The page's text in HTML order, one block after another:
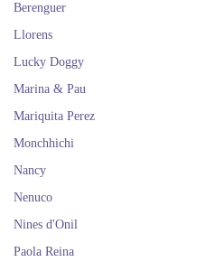
Berenguer
Llorens
Lucky Doggy
Marina & Pau
Mariquita Perez
Monchhichi
Nancy
Nenuco
Nines d'Onil
Paola Reina